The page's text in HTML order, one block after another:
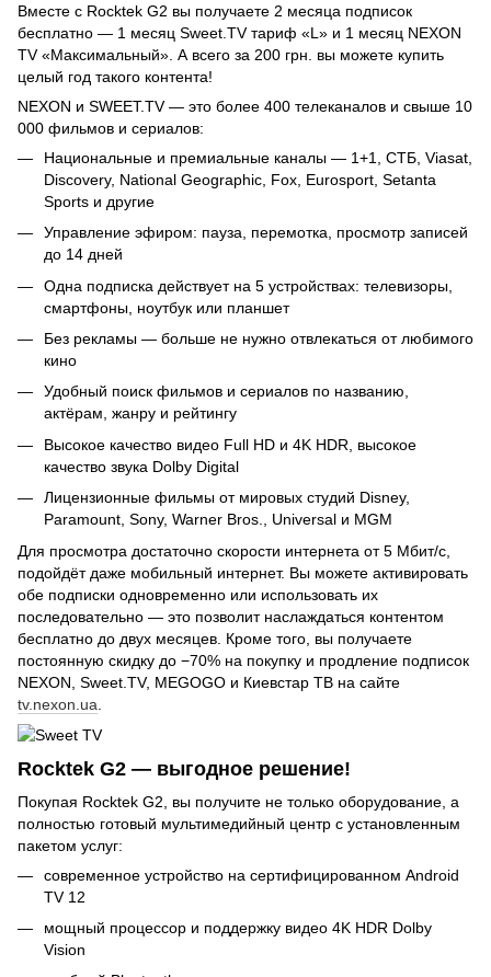
Вместе с Rocktek G2 вы получаете 2 месяца подписок
бесплатно — 1 месяц Sweet.TV тариф «L» и 1 месяц NEXON
TV «Максимальный». А всего за 200 грн. вы можете купить
целый год такого контента!
NEXON и SWEET.TV — это более 400 телеканалов и свыше 10
000 фильмов и сериалов:
Национальные и премиальные каналы — 1+1, СТБ, Viasat,
Discovery, National Geographic, Fox, Eurosport, Setanta
Sports и другие
Управление эфиром: пауза, перемотка, просмотр записей
до 14 дней
Одна подписка действует на 5 устройствах: телевизоры,
смартфоны, ноутбук или планшет
Без рекламы — больше не нужно отвлекаться от любимого
кино
Удобный поиск фильмов и сериалов по названию,
актёрам, жанру и рейтингу
Высокое качество видео Full HD и 4K HDR, высокое
качество звука Dolby Digital
Лицензионные фильмы от мировых студий Disney,
Paramount, Sony, Warner Bros., Universal и MGM
Для просмотра достаточно скорости интернета от 5 Мбит/с,
подойдёт даже мобильный интернет. Вы можете активировать
обе подписки одновременно или использовать их
последовательно — это позволит наслаждаться контентом
бесплатно до двух месяцев. Кроме того, вы получаете
постоянную скидку до −70% на покупку и продление подписок
NEXON, Sweet.TV, MEGOGO и Киевстар ТВ на сайте
tv.nexon.ua
Rocktek G2 — выгодное решение!
Покупая Rocktek G2, вы получите не только оборудование, а
полностью готовый мультимедийный центр с установленным
пакетом услуг:
современное устройство на сертифицированном Android
TV 12
мощный процессор и поддержку видео 4K HDR Dolby
Vision